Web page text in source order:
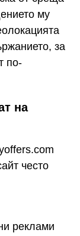
му
за
по-
на
често
реклами